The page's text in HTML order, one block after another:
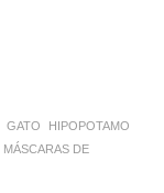
GATO
HIPOPOTAMO
MÁSCARAS DE